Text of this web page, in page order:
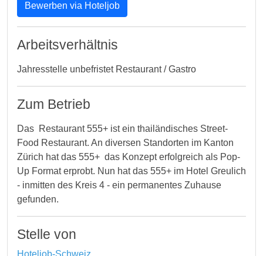
Bewerben via Hoteljob
Arbeitsverhältnis
Jahresstelle unbefristet Restaurant / Gastro
Zum Betrieb
Das Restaurant 555+ ist ein thailändisches Street-
Food Restaurant. An diversen Standorten im Kanton
Zürich hat das 555+ das Konzept erfolgreich als Pop-
Up Format erprobt. Nun hat das 555+ im Hotel Greulich
- inmitten des Kreis 4 - ein permanentes Zuhause
gefunden.
Stelle von
Hoteljob-Schweiz